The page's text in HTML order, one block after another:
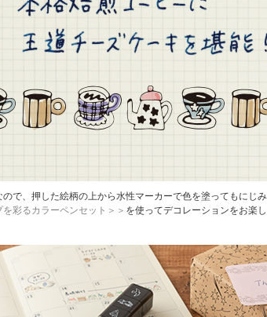
ので、押した絵柄の上から水性マーカーで色を塗ってもにじ
を彩るカラーペンセット＞＞ を使ってデコレーションをお楽